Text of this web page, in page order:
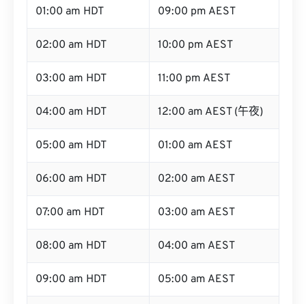
01:00 am HDT 09:00 pm AEST
02:00 am HDT 10:00 pm AEST
03:00 am HDT 11:00 pm AEST
04:00 am HDT 12:00 am AEST (午夜)
05:00 am HDT 01:00 am AEST
06:00 am HDT 02:00 am AEST
07:00 am HDT 03:00 am AEST
08:00 am HDT 04:00 am AEST
09:00 am HDT 05:00 am AEST